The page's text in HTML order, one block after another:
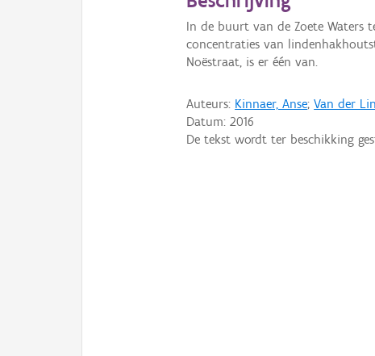
In de buurt van de Zoete Waters
concentraties van
Noëstraat, is er één van.
Auteurs: Kinnaer, Anse;Van der
Datum:2016
De tekst wordt ter beschikking